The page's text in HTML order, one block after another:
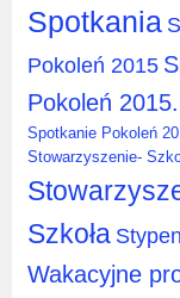
Spotkania
Pokoleń 2015
Pokoleń
Spotkanie Pokoleń
Stowarzyszenie-
Szkoła
Wakacyjne